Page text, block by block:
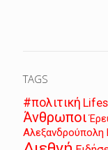
TAGS
#πολιτική
Άνθρωποι
Αλεξανδρούπολη